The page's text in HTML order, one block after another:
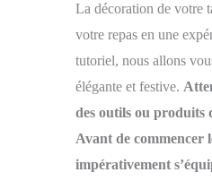
La décoration de votre
votre repas en une
tutoriel, nous allons
élégante et festive.
des outils ou produits
Avant de commencer
impérativement